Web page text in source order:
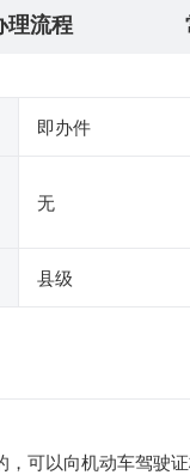
理流程
即办件
无
县级
可以向机动车驾驶